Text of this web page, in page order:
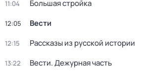
11:04 Большая стройка
12:05 Вести
12:15 Рассказы из русской истории
13:22 Вести. Дежурная часть